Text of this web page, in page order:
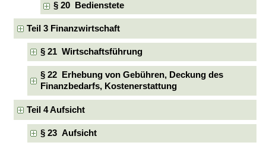
§ 20 Bedienstete
Teil 3 Finanzwirtschaft
§ 21 Wirtschaftsführung
§ 22 Erhebung von Gebühren, Deckung des
Finanzbedarfs, Kostenerstattung
Teil 4 Aufsicht
§ 23 Aufsicht